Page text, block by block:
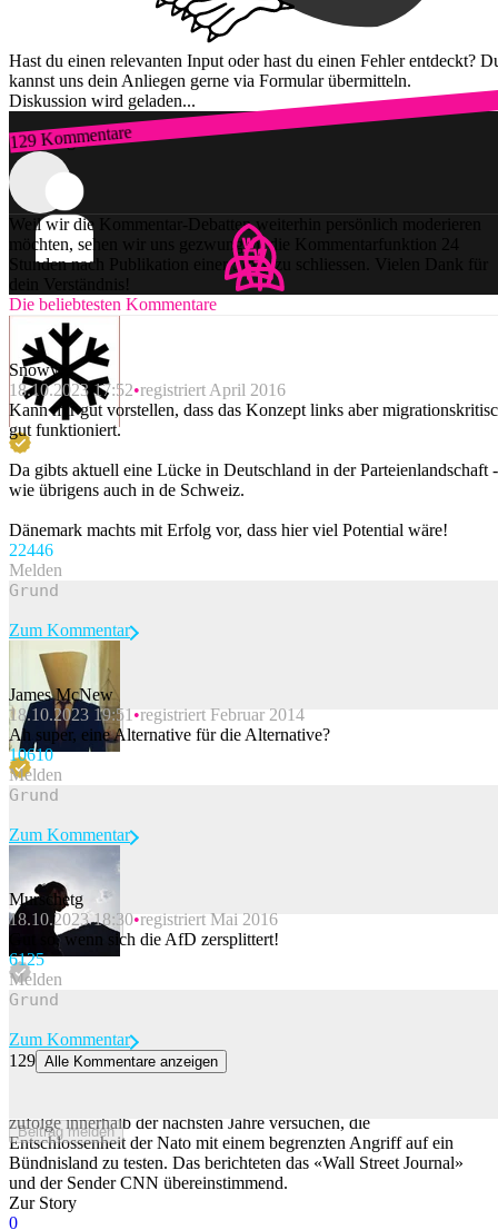
Hast du einen relevanten Input oder hast du einen Fehler entdeckt?
kannst uns dein Anliegen gerne via Formular übermitteln.
Diskussion wird geladen...
129 Kommentare
Zum Login
Weil wir die Kommentar-Debatten weiterhin persönlich moderieren
möchten, sehen wir uns gezwungen, die Kommentarfunktion 24
Stunden nach Publikation einer Story zu schliessen. Vielen Dank für
dein Verständnis!
Die beliebtesten Kommentare
Snowy
18.10.2023 17:52 registriert April 2016
Kann mir gut vorstellen, dass das Konzept links aber
gut funktioniert.
Da gibts aktuell eine Lücke in Deutschland in der Parteienlandschaft -
wie übrigens auch in de Schweiz.
Dänemark machts mit Erfolg vor, dass hier viel Potential wäre!
22446
Melden
Beitrag melden
Zum Kommentar
James McNew
18.10.2023 19:51 registriert Februar 2014
Ah super, eine Alternative für die Alternative?
10610
Melden
Beitrag melden
Zum Kommentar
Murschetg
18.10.2023 18:30 registriert Mai 2016
Gut so, wenn sich die AfD zersplittert!
6125
Melden
Beitrag melden
Zum Kommentar
129 Alle Kommentare anzeigen
zufolge innerhalb der nächsten Jahre versuchen, die
Entschlossenheit der Nato mit einem begrenzten Angriff auf ein
Bündnisland zu testen. Das berichteten das «Wall Street Journal»
und der Sender CNN übereinstimmend.
Zur Story
0